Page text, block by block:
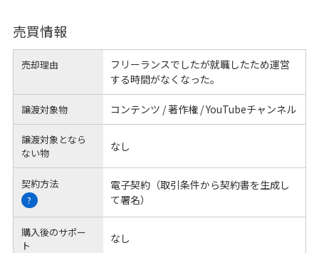
売買情報
売却理由
フリーランスでしたが就職したため運営
する時間がなくなった。
譲渡対象物 コンテンツ / 著作権 / YouTubeチャンネル
譲渡対象となら
ない物
なし
契約方法
?
電子契約（取引条件から契約書を生成し
て署名）
購入後のサポー
ト
なし